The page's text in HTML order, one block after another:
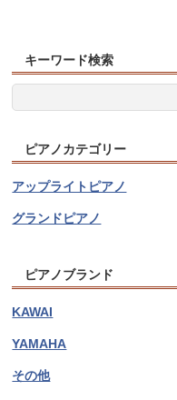
キーワード検索
ピアノカテゴリー
アップライトピアノ
グランドピアノ
ピアノブランド
KAWAI
YAMAHA
その他